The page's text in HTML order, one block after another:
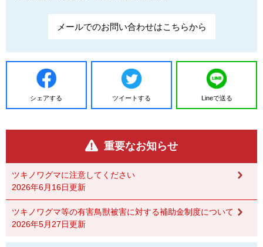
メールでのお問い合わせはこちらから
シェアする ツイートする Lineで送る
重要なお知らせ
ツキノワグマに注意してください
2026年6月16日更新
ツキノワグマ等の有害鳥獣被害に対する補助金制度について
2026年5月27日更新